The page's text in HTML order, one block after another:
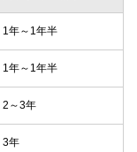
1年～1年半
1年～1年半
2～3年
3年